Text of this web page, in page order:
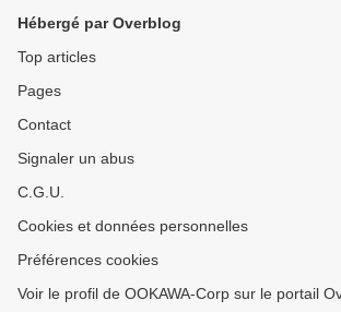
Hébergé par Overblog
Top articles
Pages
Contact
Signaler un abus
C.G.U.
Cookies et données personnelles
Préférences cookies
Voir le profil de OOKAWA-Corp sur le portail